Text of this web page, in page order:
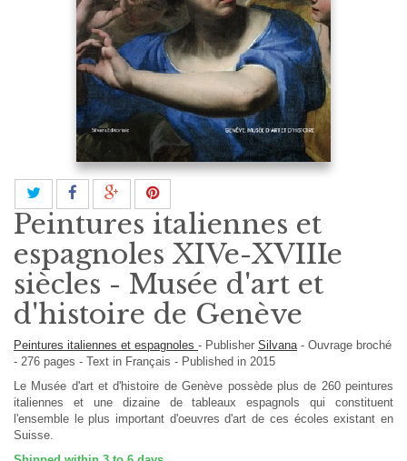
Peintures italiennes et
espagnoles XIVe-XVIIIe
siècles - Musée d'art et
d'histoire de Genève
Peintures italiennes et espagnoles - Publisher Silvana - Ouvrage broché
- 276 pages - Text in Français - Published in 2015
Le Musée d'art et d'histoire de Genève possède plus de 260 peintures
italiennes et une dizaine de tableaux espagnols qui constituent
l'ensemble le plus important d'oeuvres d'art de ces écoles existant en
Suisse.